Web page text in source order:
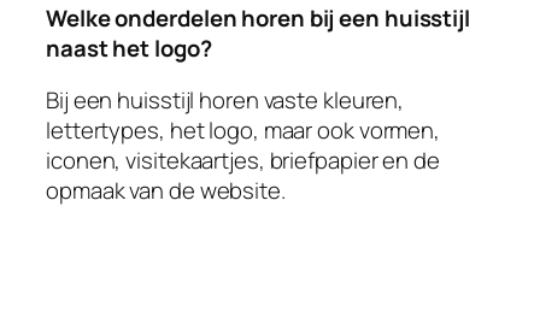
Welke onderdelen horen bij een huisstijl
naast het logo?
Bij een huisstijl horen vaste kleuren,
lettertypes, het logo, maar ook vormen,
iconen, visitekaartjes, briefpapier en de
opmaak van de website.